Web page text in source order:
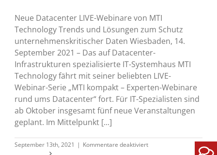
Neue Datacenter LIVE-Webinare von MTI
Technology Trends und Lösungen zum Schutz
unternehmenskritischer Daten Wiesbaden, 14.
September 2021 – Das auf Datacenter-
Infrastrukturen spezialisierte IT-Systemhaus MTI
Technology fährt mit seiner beliebten LIVE-
Webinar-Serie „MTI kompakt – Experten-Webinare
rund ums Datacenter“ fort. Für IT-Spezialisten sind
ab Oktober insgesamt fünf neue Veranstaltungen
geplant. Im Mittelpunkt [...]
September 13th, 2021 | Kommentare deaktiviertfür